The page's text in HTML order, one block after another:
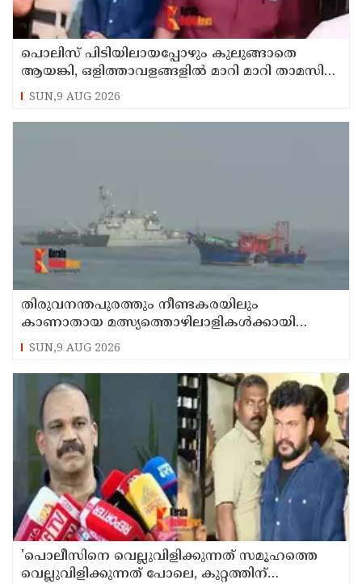
പൊലിസ് പിടിയിലായപ്പോഴും കുലുങ്ങാതെ
ആയങ്കി, ഒളിത്താവളങ്ങളില്‍ മാറി മാറി താമസിച്ച്
കണ്ണൂരിലെ ക്വട്ടേഷന്‍ നേതാവ്
SUN,9 AUG 2026
തിരുവനന്തപുരത്തും നീണ്ടകരയിലും
കാണാതായ മത്സ്യത്തൊഴിലാളികള്‍ക്കായി
തിരച്ചില്‍ പത്താം ദിവസത്തിലേക്ക്
SUN,9 AUG 2026
'പൊലീസിനെ വെല്ലുവിളിക്കുന്നത് സമൂഹത്തെ
വെല്ലുവിളിക്കുന്നത് പോലെ, കുറ്റത്തിന്